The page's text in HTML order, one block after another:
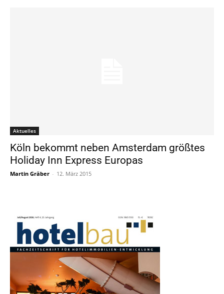
Aktuelles
Köln bekommt neben Amsterdam größtes
Holiday Inn Express Europas
Martin Gräber - 12. März 2015